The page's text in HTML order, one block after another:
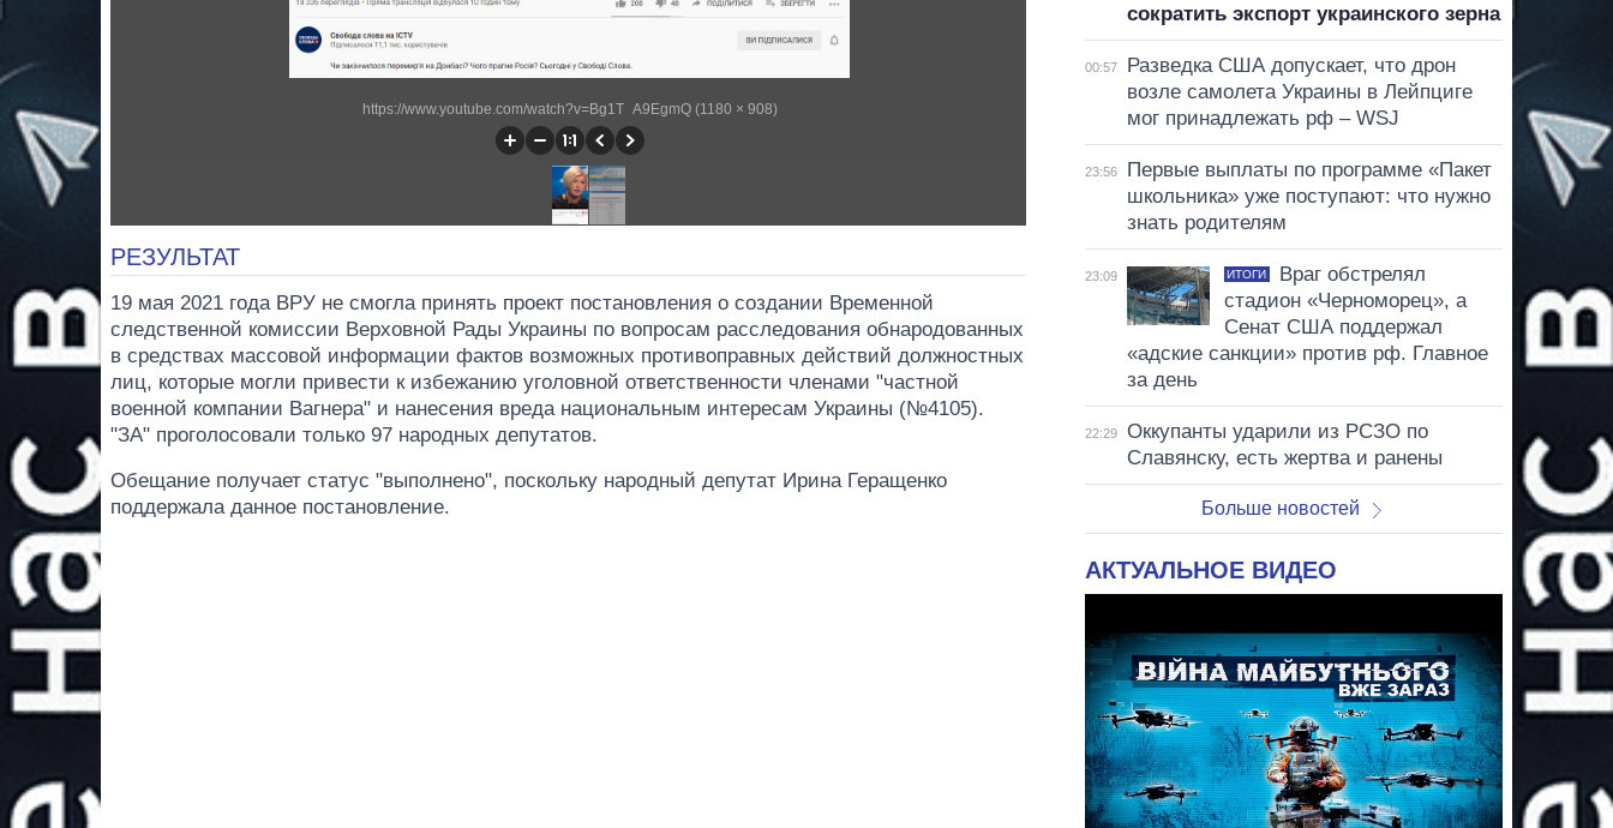
https://www.youtube.com/watch?v=Bg1T_A9EgmQ (1180 × 908)
РЕЗУЛЬТАТ
19 мая 2021 года ВРУ не смогла принять проект постановления о создании Временной
следственной комиссии Верховной Рады Украины по вопросам расследования обнародованных
в средствах массовой информации фактов возможных противоправных действий должностных
лиц, которые могли привести к избежанию уголовной ответственности членами "частной
военной компании Вагнера" ​​и нанесения вреда национальным интересам Украины (№4105).
"ЗА" проголосовали только 97 народных депутатов.
Обещание получает статус "выполнено", поскольку народный депутат Ирина Геращенко
поддержала данное постановление.
сократить экспорт украинского зерна
00:57
Разведка США допускает, что дрон
возле самолета Украины в Лейпциге
мог принадлежать рф – WSJ
23:56
Первые выплаты по программе «Пакет
школьника» уже поступают: что нужно
знать родителям
23:09 ИТОГИ
Враг обстрелял
стадион «Черноморец», а
Сенат США поддержал
«адские санкции» против рф. Главное
за день
22:29
Оккупанты ударили из РСЗО по
Славянску, есть жертва и ранены
Больше новостей
АКТУАЛЬНОЕ ВИДЕО